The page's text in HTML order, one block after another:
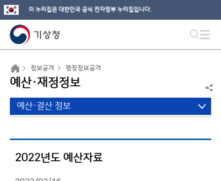
이 누리집은 대한민국 공식 전자정부 누리집입니다.
정보공개 행정정보공개
예산·재정정보
예산·결산 정보
2022년도 예산자료